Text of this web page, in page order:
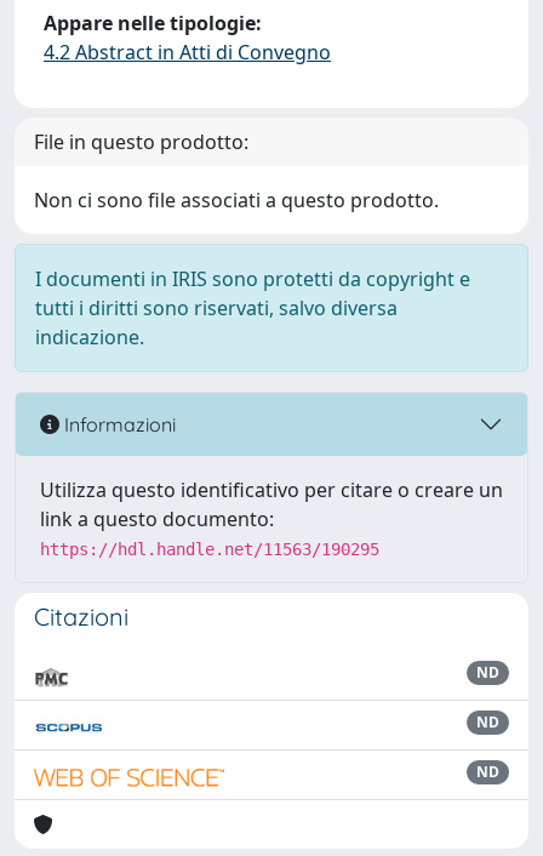
Appare nelle tipologie:
4.2 Abstract in Atti di Convegno
File in questo prodotto:
Non ci sono file associati a questo prodotto.
I documenti in IRIS sono protetti da copyright e
tutti i diritti sono riservati, salvo diversa
indicazione.
Informazioni
Utilizza questo identificativo per citare o creare un
link a questo documento:
https://hdl.handle.net/11563/190295
Citazioni
ND
ND
ND